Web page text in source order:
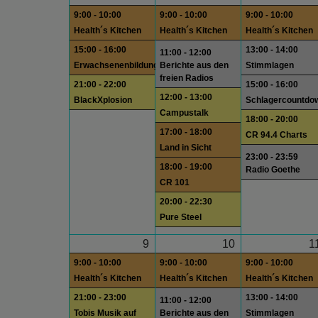
9:00 - 10:00
Health´s Kitchen
15:00 - 16:00
Erwachsenenbildung
21:00 - 22:00
BlackXplosion
9:00 - 10:00
Health´s Kitchen
11:00 - 12:00
Berichte aus den
freien Radios
12:00 - 13:00
Campustalk
17:00 - 18:00
Land in Sicht
18:00 - 19:00
CR 101
20:00 - 22:30
Pure Steel
9:00 - 10:00
Health´s Kitchen
13:00 - 14:00
Stimmlagen
15:00 - 16:00
18:00 - 20:00
CR 94.4 Charts
23:00 - 23:59
Radio Goethe
9
9:00 - 10:00
Health´s Kitchen
21:00 - 23:00
Tobis Musik auf
10
9:00 - 10:00
Health´s Kitchen
11:00 - 12:00
Berichte aus den
9:00 - 10:00
Health´s Kitchen
13:00 - 14:00
Stimmlagen